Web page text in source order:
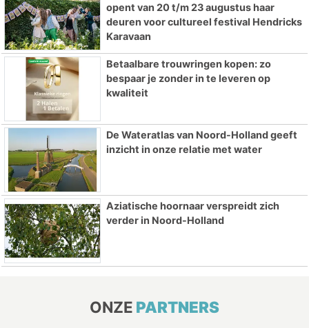
opent van 20 t/m 23 augustus haar
deuren voor cultureel festival Hendricks
Karavaan
Betaalbare trouwringen kopen: zo
bespaar je zonder in te leveren op
kwaliteit
De Wateratlas van Noord-Holland geeft
inzicht in onze relatie met water
Aziatische hoornaar verspreidt zich
verder in Noord-Holland
ONZE PARTNERS